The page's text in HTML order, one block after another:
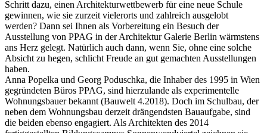
Schritt dazu, einen Architekturwettbewerb für eine neue Schule
gewinnen, wie sie zurzeit vielerorts und zahlreich ausgelobt
werden? Dann sei Ihnen als Vorbereitung ein Besuch der
Ausstellung von PPAG in der Architektur Galerie Berlin wärmstens
ans Herz gelegt. Natürlich auch dann, wenn Sie, ohne eine solche
Absicht zu hegen, schlicht Freude an gut gemachten Ausstellungen
haben.
Anna Popelka und Georg Poduschka, die Inhaber des 1995 in Wien
gegründeten Büros PPAG, sind hierzulande als experimentelle
Wohnungsbauer bekannt (Bauwelt 4.2018). Doch im Schulbau, der
neben dem Wohnungsbau derzeit drängendsten Bauaufgabe, sind
die beiden ebenso engagiert. Als Architekten des 2014